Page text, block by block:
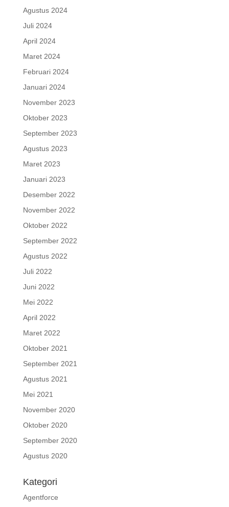
Agustus 2024
Juli 2024
April 2024
Maret 2024
Februari 2024
Januari 2024
November 2023
Oktober 2023
September 2023
Agustus 2023
Maret 2023
Januari 2023
Desember 2022
November 2022
Oktober 2022
September 2022
Agustus 2022
Juli 2022
Juni 2022
Mei 2022
April 2022
Maret 2022
Oktober 2021
September 2021
Agustus 2021
Mei 2021
November 2020
Oktober 2020
September 2020
Agustus 2020
Kategori
Agentforce